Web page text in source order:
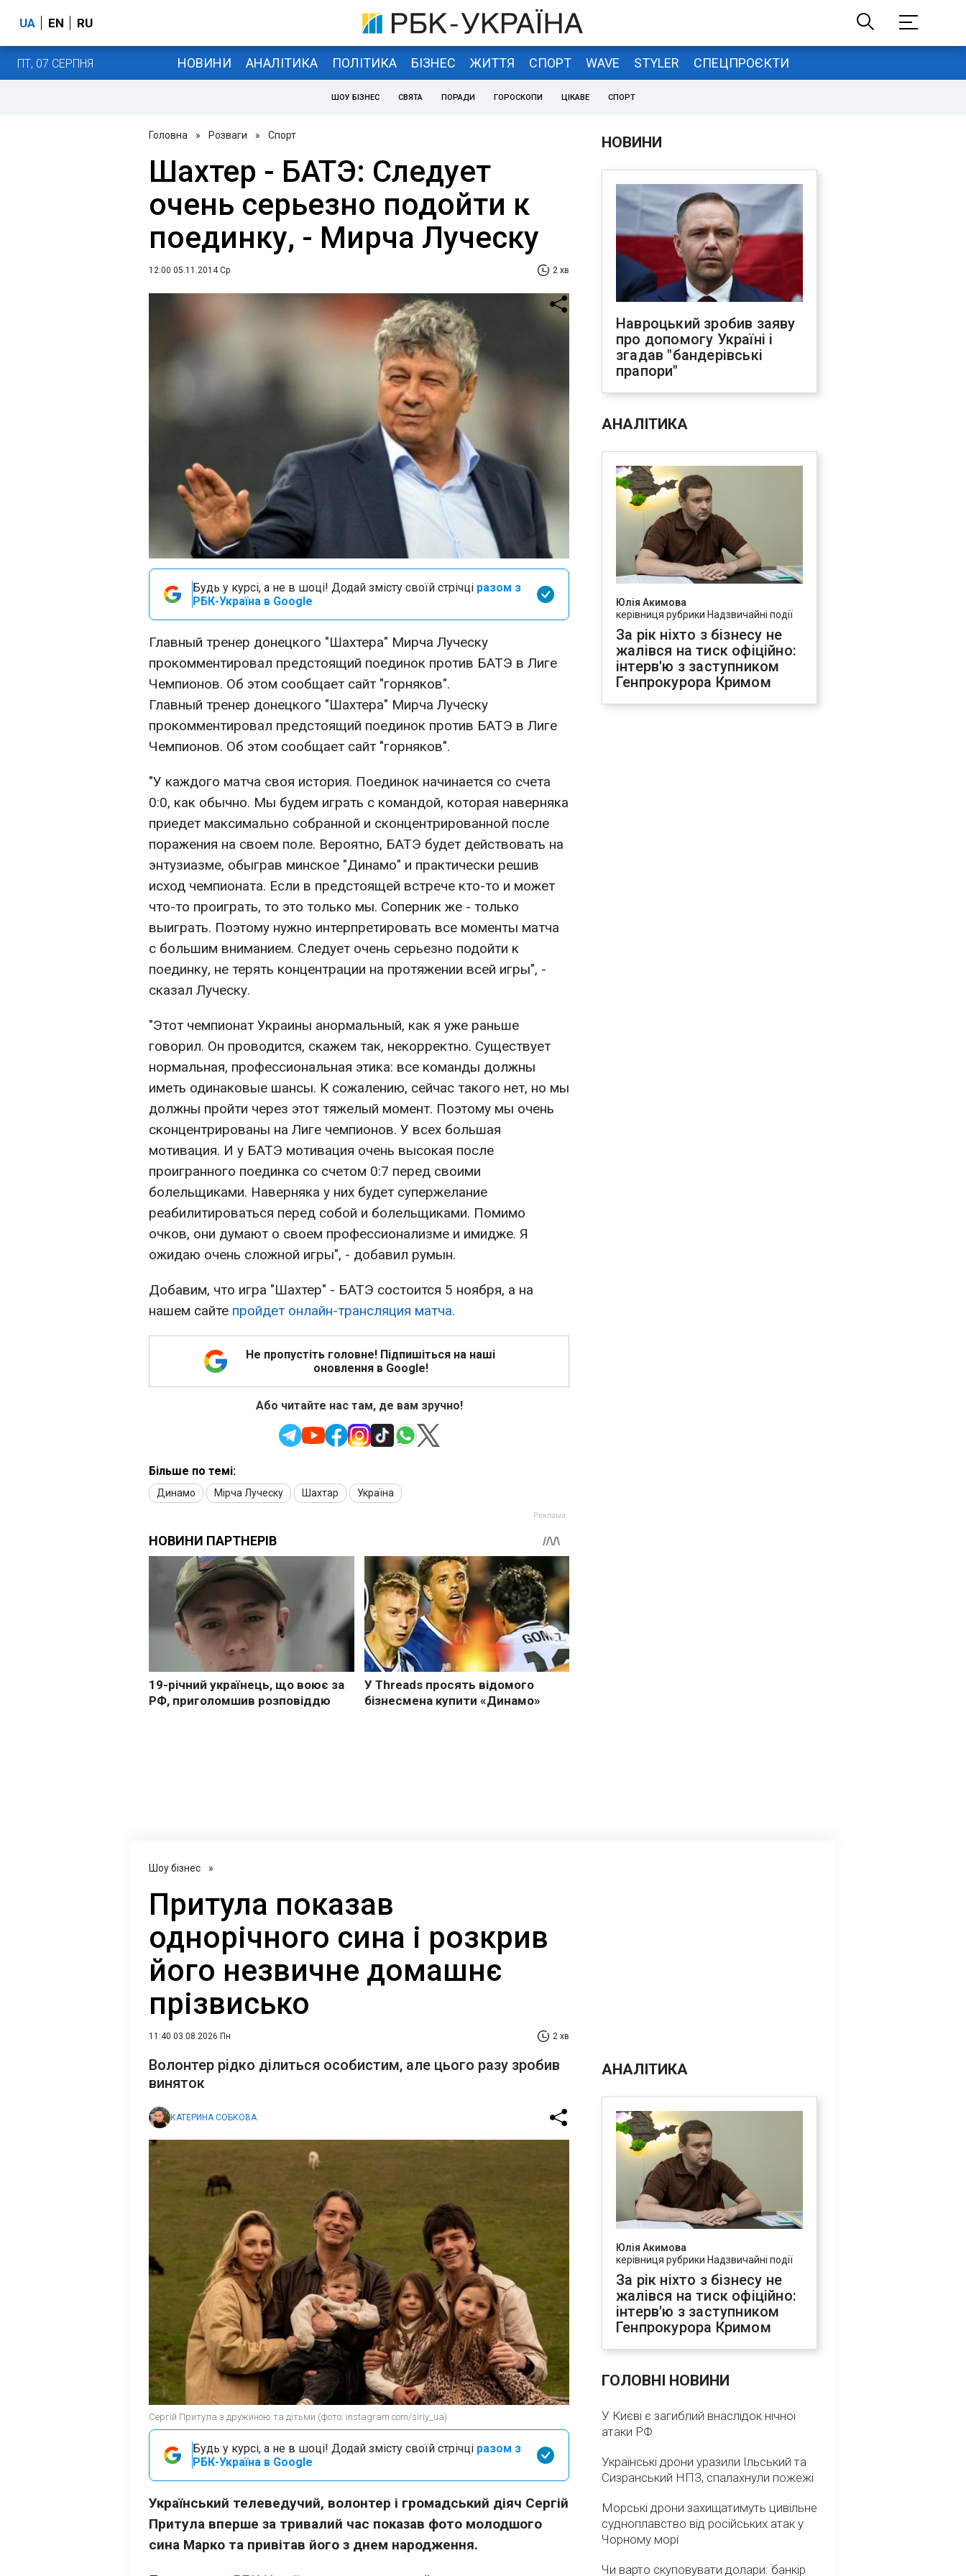
UA EN RU
ПТ, 07 СЕРПНЯ НОВИНИ АНАЛІТИКА ПОЛІТИКА БІЗНЕС ЖИТТЯ СПОРТ WAVE STYLER СПЕЦПРОЄКТИ
ШОУ БІЗНЕС СВЯТА ПОРАДИ ГОРОСКОПИ ЦІКАВЕ СПОРТ
Головна » Розваги » Спорт
Шахтер - БАТЭ: Следует
очень серьезно подойти к
поединку, - Мирча Луческу
12:00 05.11.2014 Ср 2 хв
Будь у курсі, а не в шоці! Додай змісту своїй стрічці разом з
РБК-Україна в Google
Главный тренер донецкого "Шахтера" Мирча Луческу
прокомментировал предстоящий поединок против БАТЭ в Лиге
Чемпионов. Об этом сообщает сайт "горняков".
Главный тренер донецкого "Шахтера" Мирча Луческу
прокомментировал предстоящий поединок против БАТЭ в Лиге
Чемпионов. Об этом сообщает сайт "горняков".
"У каждого матча своя история. Поединок начинается со счета
0:0, как обычно. Мы будем играть с командой, которая наверняка
приедет максимально собранной и сконцентрированной после
поражения на своем поле. Вероятно, БАТЭ будет действовать на
энтузиазме, обыграв минское "Динамо" и практически решив
исход чемпионата. Если в предстоящей встрече кто-то и может
что-то проиграть, то это только мы. Соперник же - только
выиграть. Поэтому нужно интерпретировать все моменты матча
с большим вниманием. Следует очень серьезно подойти к
поединку, не терять концентрации на протяжении всей игры", -
сказал Луческу.
"Этот чемпионат Украины анормальный, как я уже раньше
говорил. Он проводится, скажем так, некорректно. Существует
нормальная, профессиональная этика: все команды должны
иметь одинаковые шансы. К сожалению, сейчас такого нет, но мы
должны пройти через этот тяжелый момент. Поэтому мы очень
сконцентрированы на Лиге чемпионов. У всех большая
мотивация. И у БАТЭ мотивация очень высокая после
проигранного поединка со счетом 0:7 перед своими
болельщиками. Наверняка у них будет супержелание
реабилитироваться перед собой и болельщиками. Помимо
очков, они думают о своем профессионализме и имидже. Я
ожидаю очень сложной игры", - добавил румын.
Добавим, что игра "Шахтер" - БАТЭ состоится 5 ноября, а на
нашем сайте пройдет онлайн-трансляция матча.
Не пропустіть головне! Підпишіться на наші
оновлення в Google!
Або читайте нас там, де вам зручно!
Більше по темі:
Динамо Мірча Луческу Шахтар Україна
НОВИНИ
Навроцький зробив заяву
про допомогу Україні і
згадав "бандерівські
прапори"
АНАЛІТИКА
Юлія Акимова
керівниця рубрики Надзвичайні події
За рік ніхто з бізнесу не
жалівся на тиск офіційно:
інтерв'ю з заступником
Генпрокурора Кримом
Шоу бізнес »
Притула показав
однорічного сина і розкрив
його незвичне домашнє
прізвисько
11:40 03.08.2026 Пн 2 хв
Волонтер рідко ділиться особистим, але цього разу зробив
виняток
КАТЕРИНА СОБКОВА
Сергій Притула з дружиною та дітьми (фото: instagram.com/siriy_ua)
Будь у курсі, а не в шоці! Додай змісту своїй стрічці разом з
РБК-Україна в Google
Український телеведучий, волонтер і громадський діяч Сергій
Притула вперше за тривалий час показав фото молодшого
сина Марко та привітав його з днем народження.
АНАЛІТИКА
Юлія Акимова
керівниця рубрики Надзвичайні події
За рік ніхто з бізнесу не
жалівся на тиск офіційно:
інтерв'ю з заступником
Генпрокурора Кримом
ГОЛОВНІ НОВИНИ
У Києві є загиблий внаслідок нічної
атаки РФ
Українські дрони уразили Ільський та
Сизранський НПЗ, спалахнули пожежі
Морські дрони захищатимуть цивільне
судноплавство від російських атак у
Чорному морі
Чи варто скуповувати долари: банкір